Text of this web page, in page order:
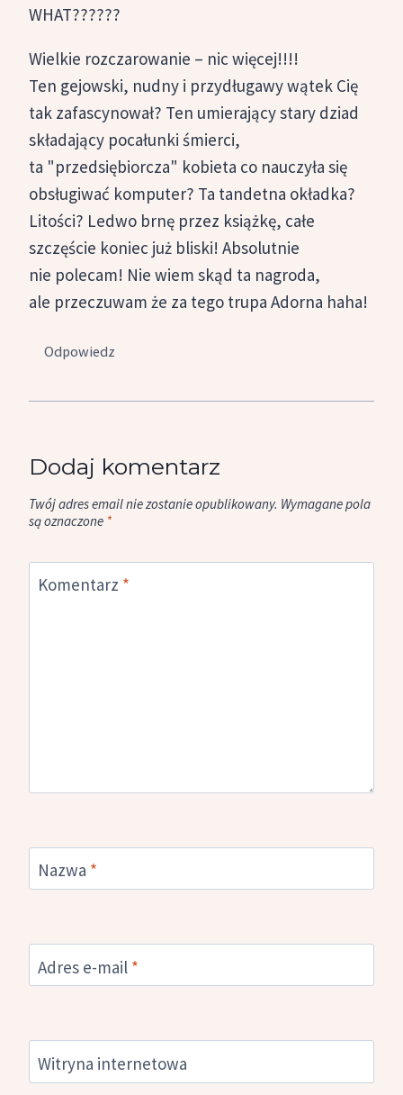
WHAT??????
Wielkie rozczarowanie – nic więcej!!!!
Ten gejowski, nudny i przydługawy wątek Cię
tak zafascynował? Ten umierający stary dziad
składający pocałunki śmierci,
ta "przedsiębiorcza" kobieta co nauczyła się
obsługiwać komputer? Ta tandetna okładka?
Litości? Ledwo brnę przez książkę, całe
szczęście koniec już bliski! Absolutnie
nie polecam! Nie wiem skąd ta nagroda,
ale przeczuwam że za tego trupa Adorna haha!
Odpowiedz
Dodaj komentarz
Twój adres email nie zostanie opublikowany. Wymagane pola
są oznaczone *
Komentarz *
Nazwa *
Adres e-mail *
Witryna internetowa